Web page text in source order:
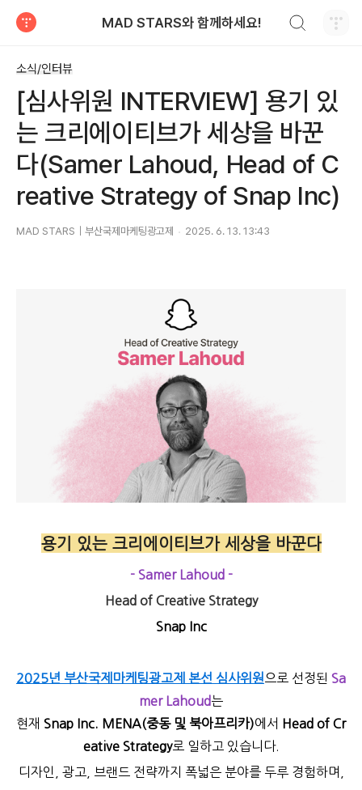
MAD STARS와 함께하세요!
소식/인터뷰
[심사위원 INTERVIEW] 용기 있
는 크리에이티브가 세상을 바꾼
다(Samer Lahoud, Head of C
reative Strategy of Snap Inc)
MAD STARS｜부산국제마케팅광고제 2025. 6. 13. 13:43
용기 있는 크리에이티브가 세상을 바꾼다
- Samer Lahoud -
Head of Creative Strategy
Snap Inc
2025년 부산국제마케팅광고제 본선 심사위원 으로 선정된 Sa
mer Lahoud는
현재 Snap Inc. MENA(중동 및 북아프리카)에서
Head of Cr
eative Strategy로 일하고 있습니다.
디자인, 광고, 브랜드 전략까지 폭넓은 분야를 두루 경험하며,